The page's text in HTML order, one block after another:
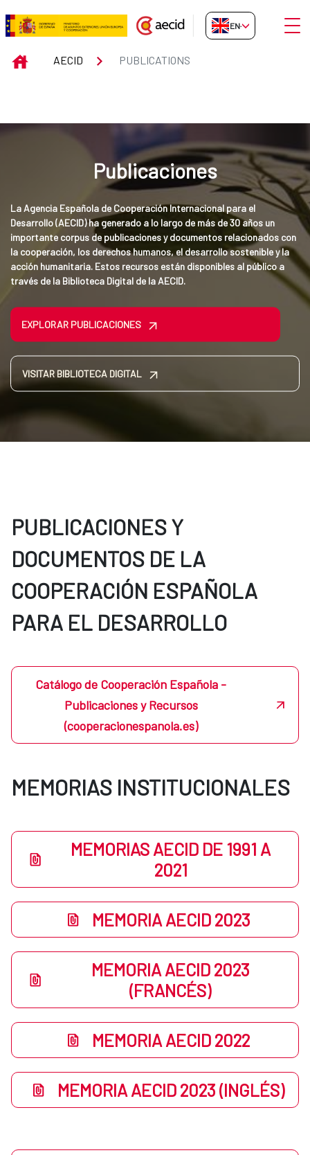
Skip to Main Content
Publications
EN-GB
INICIOAECID PUBLICATIONS
Publicaciones
La Agencia Española de Cooperación Internacional para el
Desarrollo (AECID) ha generado a lo largo de más de 30 años un
importante corpus de publicaciones y documentos relacionados con
la cooperación, los derechos humanos, el desarrollo sostenible y la
acción humanitaria. Estos recursos están disponibles al público a
través de la Biblioteca Digital de la AECID.
EXPLORAR PUBLICACIONES
VISITAR BIBLIOTECA DIGITAL
PUBLICACIONES Y
DOCUMENTOS DE LA
COOPERACIÓN ESPAÑOLA
PARA EL DESARROLLO
Catálogo de Cooperación Española -
Publicaciones y Recursos
(cooperacionespanola.es)
MEMORIAS INSTITUCIONALES
MEMORIAS AECID DE 1991 A
2021
MEMORIA AECID 2023
MEMORIA AECID 2023
(FRANCÉS)
MEMORIA AECID 2022
MEMORIA AECID 2023 (INGLÉS)